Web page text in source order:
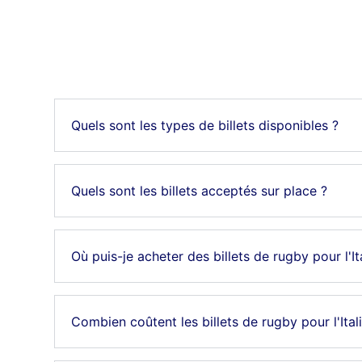
Quels sont les types de billets disponibles ?
Quels sont les billets acceptés sur place ?
Où puis-je acheter des billets de rugby pour
Combien coûtent les billets de rugby pour